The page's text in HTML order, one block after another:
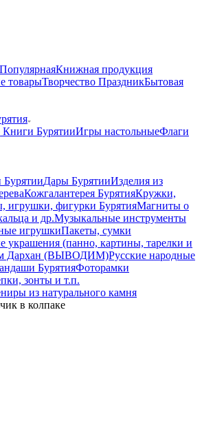
Книжная продукция
товарыТворчество ПраздникБытовая
Книги БурятииИгры настольныеФлаги
БурятииДары БурятииИзделия из
Кожгалантерея БурятияКружки,
игрушки, фигурки БурятияМагниты о
и др.Музыкальные инструменты
игрушкиПакеты, сумки
украшения (панно, картины, тарелки и
Дархан (ВЫВОДИМ)Русские народные
БурятияФоторамки
зонты и т.п.
из натурального камня
в колпаке